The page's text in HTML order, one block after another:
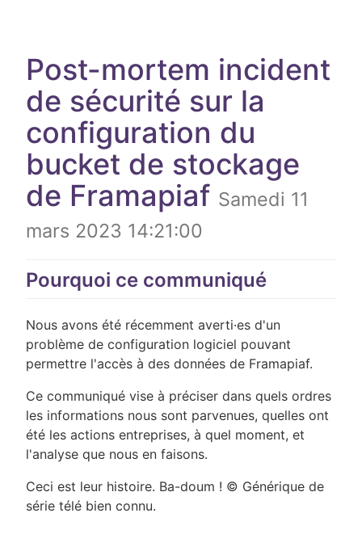
Post-mortem incident
de sécurité sur la
configuration du
bucket de stockage
de Framapiaf Samedi 11
mars 2023 14:21:00
Pourquoi ce communiqué
Nous avons été récemment averti·es d'un
problème de configuration logiciel pouvant
permettre l'accès à des données de Framapiaf.
Ce communiqué vise à préciser dans quels ordres
les informations nous sont parvenues, quelles ont
été les actions entreprises, à quel moment, et
l'analyse que nous en faisons.
Ceci est leur histoire. Ba-doum ! © Générique de
série télé bien connu.